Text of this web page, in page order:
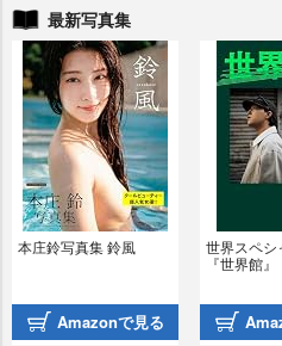
最新写真集
本庄鈴写真集 鈴風
Amazonで見る
世界スペシ
『世界館』